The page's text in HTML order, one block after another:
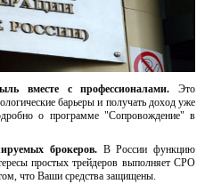
вместе с профессионалами. Это
барьеры и получать доход уже
о программе "Сопровождение" в
брокеров. В России функцию
простых трейдеров выполняет СРО
что Ваши средства защищены.